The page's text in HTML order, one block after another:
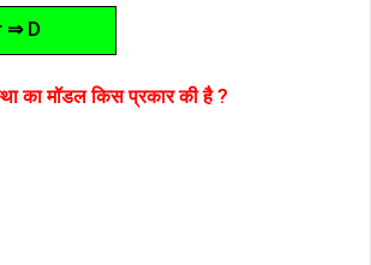
⇒ D
का मॉडल किस प्रकार की है ?